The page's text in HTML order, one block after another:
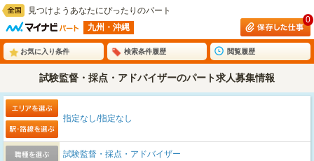
見つけようあなたにぴったりのパート
九州・沖縄
0
お気に入り条件 検索条件履歴 閲覧履歴
試験監督・採点・アドバイザーのパート求人募集情報
指定なし/指定なし
試験監督・採点・アドバイザー